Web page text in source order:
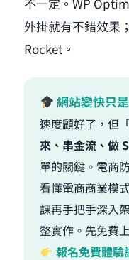
外掛就有不錯效果
Rocket。
網站變快只
速度顧好了，但
來、串金流、做
單的關鍵。電商
看懂電商商業模
課再手把手深入
整實作。先免費
報名免費體驗